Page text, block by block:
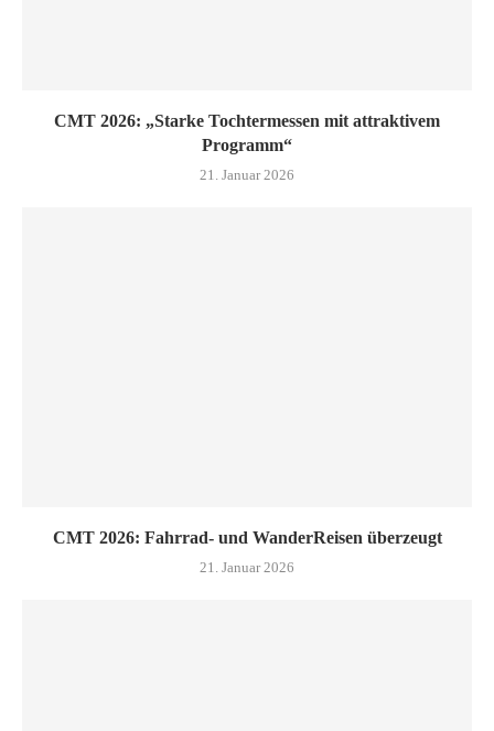
CMT 2026: „Starke Tochtermessen mit attraktivem
Programm“
21. Januar 2026
CMT 2026: Fahrrad- und WanderReisen überzeugt
21. Januar 2026